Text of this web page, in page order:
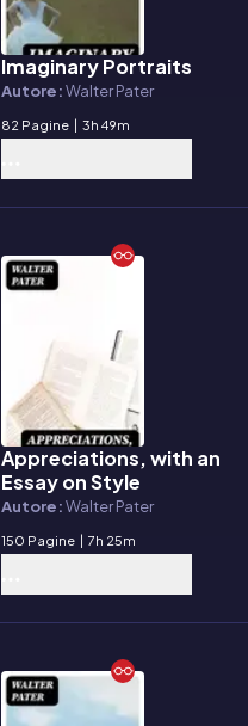
E-book
Imaginary Portraits
Autore:Walter Pater
82 Pagine | 3h 49m
E-book
Appreciations, with an
Essay on Style
Autore:Walter Pater
150 Pagine | 7h 25m